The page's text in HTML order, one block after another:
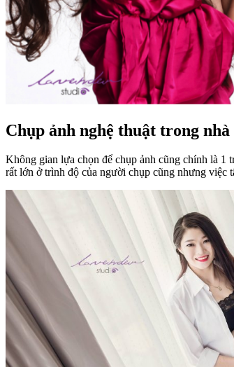
Chụp ảnh nghệ thuật trong
Không gian lựa chọn để chụp ảnh cũng chính là 1
rất lớn ở trình độ của người chụp cũng nhưng việc